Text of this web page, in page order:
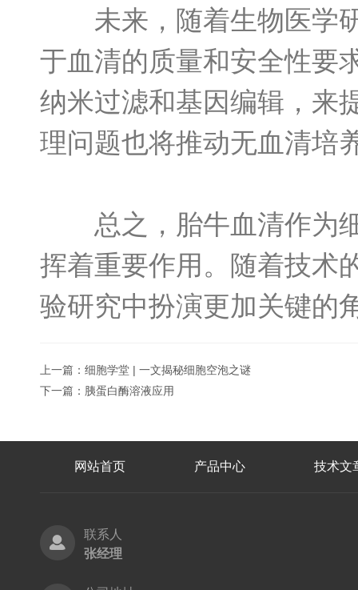
未来，随着生物医学研
于血清的质量和安全性要
纳米过滤和基因编辑，来
理问题也将推动无血清培
总之，胎牛血清作为细
挥着重要作用。随着技术
验研究中扮演更加关键的
上一篇： 细胞学堂 | 一文揭秘细胞空泡之谜
下一篇： 胰蛋白酶溶液应用
网站首页 产品中心 技术文
联系人
张经理